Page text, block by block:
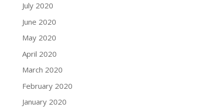
July 2020
June 2020
May 2020
April 2020
March 2020
February 2020
January 2020